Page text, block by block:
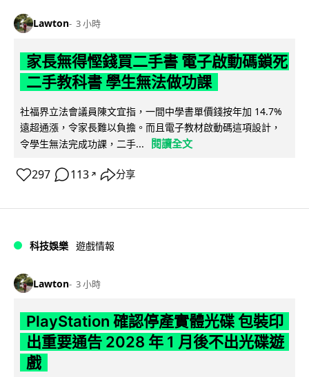
Lawton 3 小時
家長無得慳錢買二手書 電子啟動碼鎖死
二手教科書 學生無法做功課
社福界立法會議員陳文宜指，一間中學書單價錢按年加 14.7%
遠超通漲，令家長難以負擔。而且電子教材啟動碼這項設計，
令學生無法完成功課，二手...
閱讀全文
297 113 ↗ 分享
科技娛樂 遊戲情報
Lawton 3 小時
PlayStation 確認停產實體光碟 包裝印
出重要通告 2028 年 1 月後不出光碟遊
戲